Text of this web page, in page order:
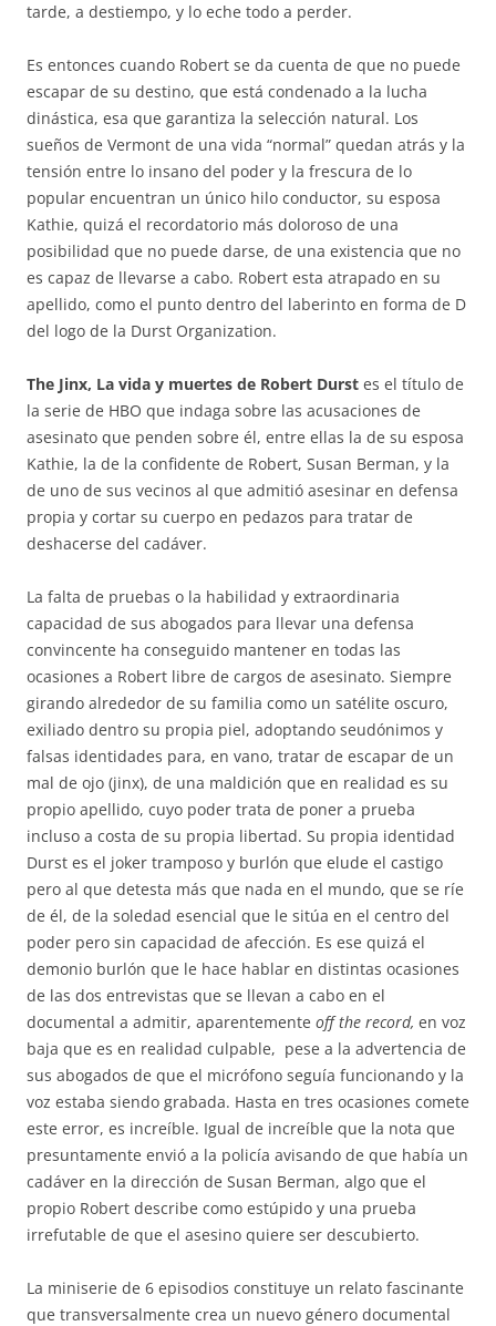
tarde, a destiempo, y lo eche todo a perder.
Es entonces cuando Robert se da cuenta de que no puede
escapar de su destino, que está condenado a la lucha
dinástica, esa que garantiza la selección natural. Los
sueños de Vermont de una vida “normal” quedan atrás y la
tensión entre lo insano del poder y la frescura de lo
popular encuentran un único hilo conductor, su esposa
Kathie, quizá el recordatorio más doloroso de una
posibilidad que no puede darse, de una existencia que no
es capaz de llevarse a cabo. Robert esta atrapado en su
apellido, como el punto dentro del laberinto en forma de D
del logo de la Durst Organization.
The Jinx, La vida y muertes de Robert Durst es el título de
la serie de HBO que indaga sobre las acusaciones de
asesinato que penden sobre él, entre ellas la de su esposa
Kathie, la de la confidente de Robert, Susan Berman, y la
de uno de sus vecinos al que admitió asesinar en defensa
propia y cortar su cuerpo en pedazos para tratar de
deshacerse del cadáver.
La falta de pruebas o la habilidad y extraordinaria
capacidad de sus abogados para llevar una defensa
convincente ha conseguido mantener en todas las
ocasiones a Robert libre de cargos de asesinato. Siempre
girando alrededor de su familia como un satélite oscuro,
exiliado dentro su propia piel, adoptando seudónimos y
falsas identidades para, en vano, tratar de escapar de un
mal de ojo (jinx), de una maldición que en realidad es su
propio apellido, cuyo poder trata de poner a prueba
incluso a costa de su propia libertad. Su propia identidad
Durst es el joker tramposo y burlón que elude el castigo
pero al que detesta más que nada en el mundo, que se ríe
de él, de la soledad esencial que le sitúa en el centro del
poder pero sin capacidad de afección. Es ese quizá el
demonio burlón que le hace hablar en distintas ocasiones
de las dos entrevistas que se llevan a cabo en el
documental a admitir, aparentemente off the record, en voz
baja que es en realidad culpable, pese a la advertencia de
sus abogados de que el micrófono seguía funcionando y la
voz estaba siendo grabada. Hasta en tres ocasiones comete
este error, es increíble. Igual de increíble que la nota que
presuntamente envió a la policía avisando de que había un
cadáver en la dirección de Susan Berman, algo que el
propio Robert describe como estúpido y una prueba
irrefutable de que el asesino quiere ser descubierto.
La miniserie de 6 episodios constituye un relato fascinante
que transversalmente crea un nuevo género documental